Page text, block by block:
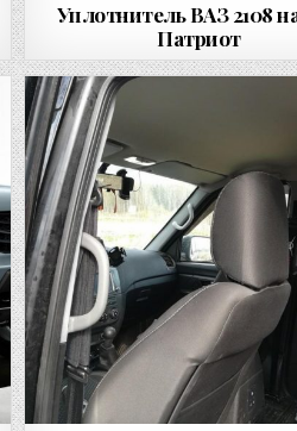
Уплотнитель ВАЗ 2108
Патриот